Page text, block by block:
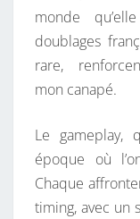
monde
doublages
rare,
mon canapé.
Le gameplay,
époque où
Chaque
timing, avec un